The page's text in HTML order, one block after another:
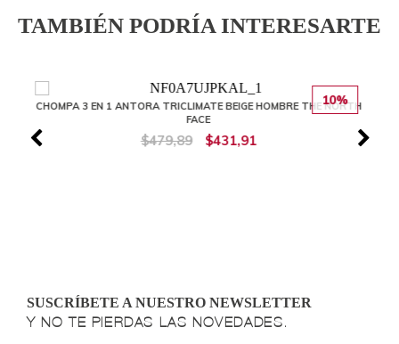
TAMBIÉN PODRÍA INTERESARTE
10%
CHOMPA 3 EN 1 ANTORA TRICLIMATE BEIGE HOMBRE THE NORTH
FACE
$479,89 $431,91
SUSCRÍBETE A NUESTRO NEWSLETTER
Y NO TE PIERDAS LAS NOVEDADES.